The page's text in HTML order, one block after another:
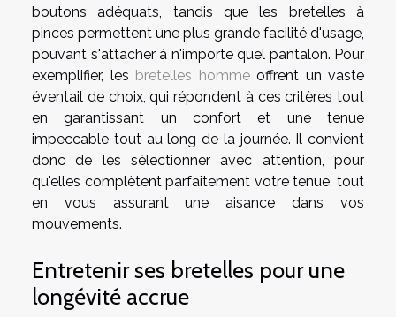
boutons adéquats, tandis que les bretelles à
pinces permettent une plus grande facilité d'usage,
pouvant s'attacher à n'importe quel pantalon. Pour
exemplifier, les bretelles hommeoffrent un vaste
éventail de choix, qui répondent à ces critères tout
en garantissant un confort et une tenue
impeccable tout au long de la journée. Il convient
donc de les sélectionner avec attention, pour
qu'elles complètent parfaitement votre tenue, tout
en vous assurant une aisance dans vos
mouvements.
Entretenir ses bretelles pour une
longévité accrue